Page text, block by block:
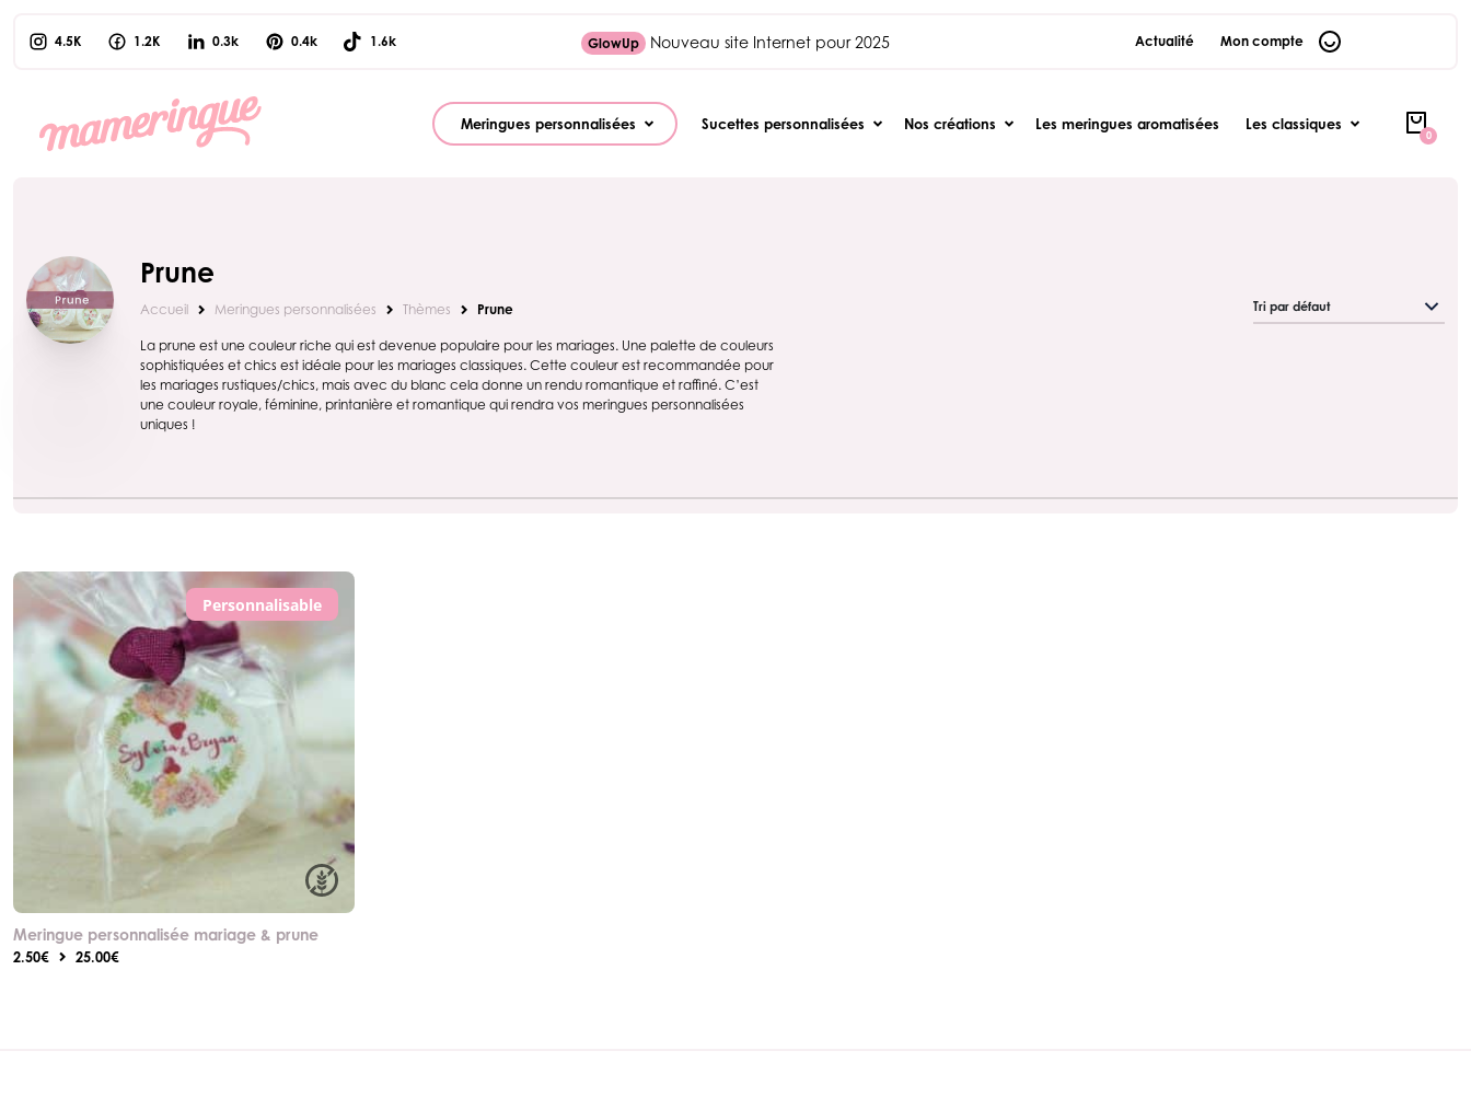
4.5K 1.2K 0.3k 0.4k 1.6k GlowUp Nouveau site Internet pour 2025 Actualité Mon compte
Meringues personnalisées Sucettes personnalisées Nos créations Les meringues aromatisées Les classiques
0
Prune
Accueil Meringues personnalisées Thèmes Prune
La prune est une couleur riche qui est devenue populaire pour les mariages. Une palette de couleurs
sophistiquées et chics est idéale pour les mariages classiques. Cette couleur est recommandée pour
les mariages rustiques/chics, mais avec du blanc cela donne un rendu romantique et raffiné. C’est
une couleur royale, féminine, printanière et romantique qui rendra vos meringues personnalisées
uniques !
Personnalisable
Meringue personnalisée mariage & prune
2.50€ 25.00€